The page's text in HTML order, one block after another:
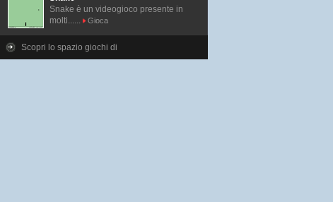
Snake è un videogioco presente in
molti......
Gioca
Scopri lo spazio giochi di